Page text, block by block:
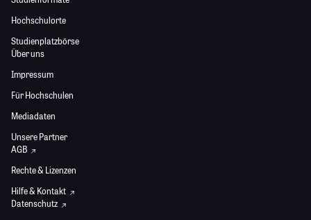
Hochschulorte
Studienplatzbörse
Über uns
Impressum
Für Hochschulen
Mediadaten
Unsere Partner
AGB
Rechte & Lizenzen
Hilfe & Kontakt
Datenschutz